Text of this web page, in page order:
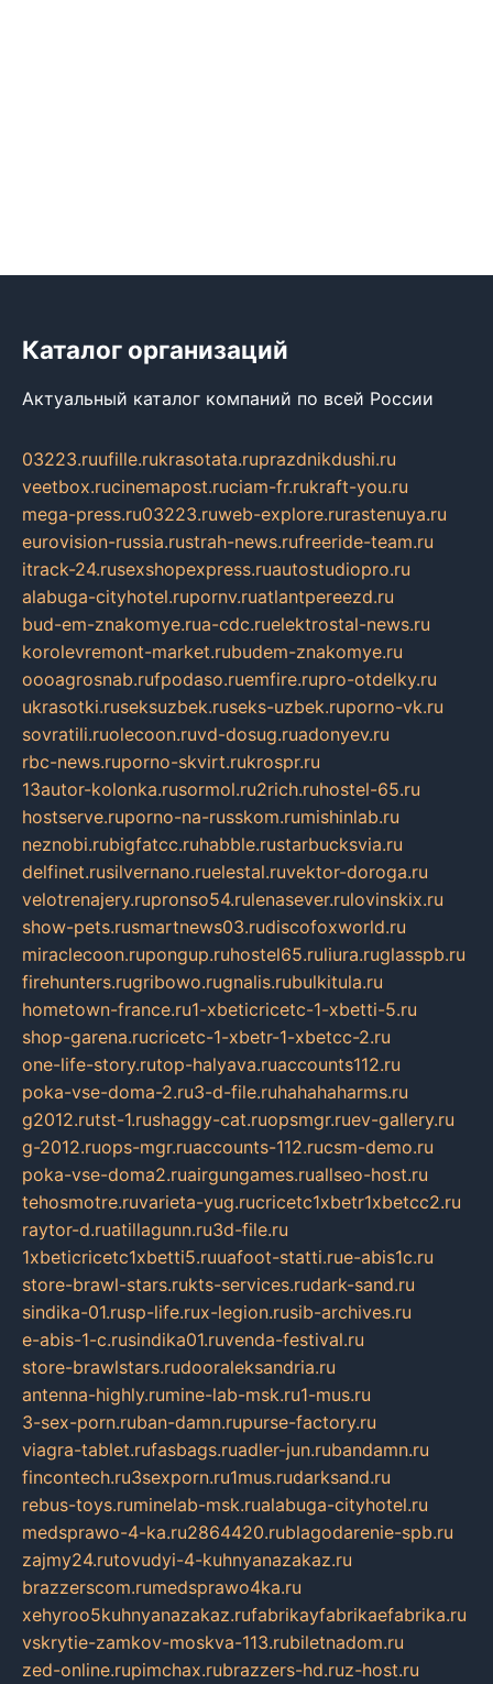
Каталог организаций
Актуальный каталог компаний по всей России
03223.ruufille.rukrasotata.ruprazdnikdushi.ru
veetbox.rucinemapost.ruciam-fr.rukraft-you.ru
mega-press.ru03223.ruweb-explore.rurastenuya.ru
eurovision-russia.rustrah-news.rufreeride-team.ru
itrack-24.rusexshopexpress.ruautostudiopro.ru
alabuga-cityhotel.rupornv.ruatlantpereezd.ru
bud-em-znakomye.rua-cdc.ruelektrostal-news.ru
korolevremont-market.rubudem-znakomye.ru
oooagrosnab.rufpodaso.ruemfire.rupro-otdelky.ru
ukrasotki.ruseksuzbek.ruseks-uzbek.ruporno-vk.ru
sovratili.ruolecoon.ruvd-dosug.ruadonyev.ru
rbc-news.ruporno-skvirt.rukrospr.ru
13autor-kolonka.rusormol.ru2rich.ruhostel-65.ru
hostserve.ruporno-na-russkom.rumishinlab.ru
neznobi.rubigfatcc.ruhabble.rustarbucksvia.ru
delfinet.rusilvernano.ruelestal.ruvektor-doroga.ru
velotrenajery.rupronso54.rulenasever.rulovinskix.ru
show-pets.rusmartnews03.rudiscofoxworld.ru
miraclecoon.rupongup.ruhostel65.ruliura.ruglasspb.ru
firehunters.rugribowo.rugnalis.rubulkitula.ru
hometown-france.ru1-xbeticricetc-1-xbetti-5.ru
shop-garena.rucricetc-1-xbetr-1-xbetcc-2.ru
one-life-story.rutop-halyava.ruaccounts112.ru
poka-vse-doma-2.ru3-d-file.ruhahahaharms.ru
g2012.rutst-1.rushaggy-cat.ruopsmgr.ruev-gallery.ru
g-2012.ruops-mgr.ruaccounts-112.rucsm-demo.ru
poka-vse-doma2.ruairgungames.ruallseo-host.ru
tehosmotre.ruvarieta-yug.rucricetc1xbetr1xbetcc2.ru
raytor-d.ruatillagunn.ru3d-file.ru
1xbeticricetc1xbetti5.ruuafoot-statti.rue-abis1c.ru
store-brawl-stars.rukts-services.rudark-sand.ru
sindika-01.rusp-life.rux-legion.rusib-archives.ru
e-abis-1-c.rusindika01.ruvenda-festival.ru
store-brawlstars.rudooraleksandria.ru
antenna-highly.rumine-lab-msk.ru1-mus.ru
3-sex-porn.ruban-damn.rupurse-factory.ru
viagra-tablet.rufasbags.ruadler-jun.rubandamn.ru
fincontech.ru3sexporn.ru1mus.rudarksand.ru
rebus-toys.ruminelab-msk.rualabuga-cityhotel.ru
medsprawo-4-ka.ru2864420.rublagodarenie-spb.ru
zajmy24.rutovudyi-4-kuhnyanazakaz.ru
brazzerscom.rumedsprawo4ka.ru
xehyroo5kuhnyanazakaz.rufabrikayfabrikaefabrika.ru
vskrytie-zamkov-moskva-113.rubiletnadom.ru
zed-online.rupimchax.rubrazzers-hd.ruz-host.ru